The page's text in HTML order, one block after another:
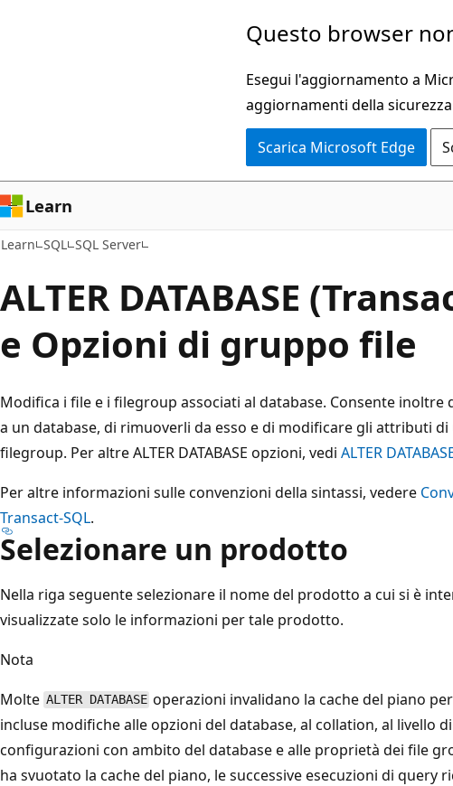
Questo browser
Esegui l'aggiornamento a
aggiornamenti della
Scarica Microsoft Edge
Learn
Learn SQL SQL Server
ALTER DATABASE
e Opzioni di gruppo file
Modifica i file e i filegroup associati al database. Consente
a un database, di rimuoverli da esso e di modificare gli attributi
filegroup. Per altre ALTER DATABASE opzioni, vedi ALTER
Per altre informazioni sulle convenzioni della sintassi, vedere
Transact-SQL.
Selezionare un prodotto
Nella riga seguente selezionare il nome del prodotto a cui si è
visualizzate solo le informazioni per tale prodotto.
Nota
Molte ALTER DATABASE operazioni invalidano la cache del piano
incluse modifiche alle opzioni del database, al collation, al livello
configurazioni con ambito del database e alle proprietà dei file
ha svuotato la cache del piano, le successive esecuzioni di query